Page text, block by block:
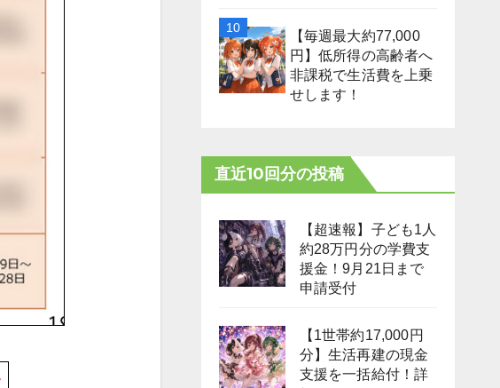
【毎週最大約77,000
円】低所得の高齢者へ
非課税で生活費を上乗
せします！
直近10回分の投稿
【超速報】子ども1人
約28万円分の学費支
援金！9月21日まで
申請受付
【1世帯約17,000円
分】生活再建の現金
支援を一括給付！詳